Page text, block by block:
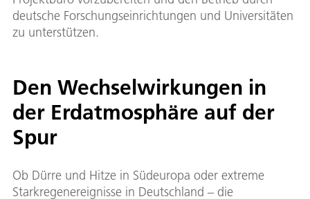
deutsche Forschungseinrichtungen und Universitäten
zu unterstützen.
Den Wechselwirkungen in
der Erdatmosphäre auf der
Spur
Ob Dürre und Hitze in Südeuropa oder extreme
Starkregenereignisse in Deutschland – die